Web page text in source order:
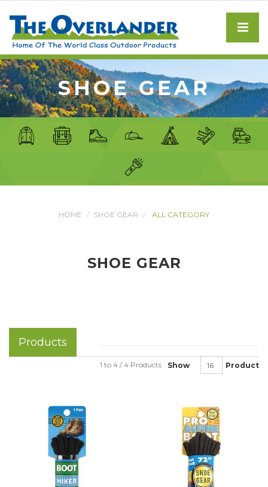
SHOE GEAR
HOME SHOE GEAR ALL CATEGORY
SHOE GEAR
Products
Show Product
1 to 4 / 4 Products